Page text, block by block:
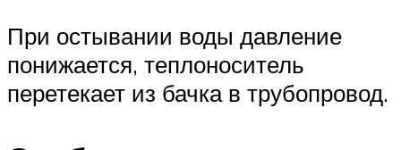
При остывании воды давление
понижается, теплоноситель
перетекает из бачка в трубопровод.